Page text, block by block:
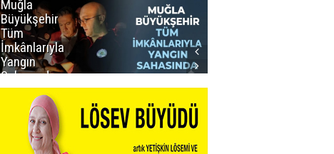
Muğla
Büyükşehir
Tüm
İmkânlarıyla
Yangın
Sahasında